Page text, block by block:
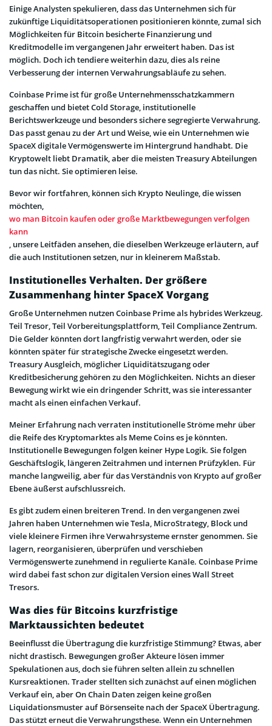
Einige Analysten spekulieren, dass das Unternehmen sich für
zukünftige Liquiditätsoperationen positionieren könnte, zumal sich
Möglichkeiten für Bitcoin besicherte Finanzierung und
Kreditmodelle im vergangenen Jahr erweitert haben. Das ist
möglich. Doch ich tendiere weiterhin dazu, dies als reine
Verbesserung der internen Verwahrungsabläufe zu sehen.
Coinbase Prime ist für große Unternehmensschatzkammern
geschaffen und bietet Cold Storage, institutionelle
Berichtswerkzeuge und besonders sichere segregierte Verwahrung.
Das passt genau zu der Art und Weise, wie ein Unternehmen wie
SpaceX digitale Vermögenswerte im Hintergrund handhabt. Die
Kryptowelt liebt Dramatik, aber die meisten Treasury Abteilungen
tun das nicht. Sie optimieren leise.
Bevor wir fortfahren, können sich Krypto Neulinge, die wissen
möchten,
wo man Bitcoin kaufen oder große Marktbewegungen verfolgen
kann
, unsere Leitfäden ansehen, die dieselben Werkzeuge erläutern, auf
die auch Institutionen setzen, nur in kleinerem Maßstab.
Institutionelles Verhalten. Der größere
Zusammenhang hinter SpaceX Vorgang
Große Unternehmen nutzen Coinbase Prime als hybrides Werkzeug.
Teil Tresor, Teil Vorbereitungsplattform, Teil Compliance Zentrum.
Die Gelder könnten dort langfristig verwahrt werden, oder sie
könnten später für strategische Zwecke eingesetzt werden.
Treasury Ausgleich, möglicher Liquiditätszugang oder
Kreditbesicherung gehören zu den Möglichkeiten. Nichts an dieser
Bewegung wirkt wie ein dringender Schritt, was sie interessanter
macht als einen einfachen Verkauf.
Meiner Erfahrung nach verraten institutionelle Ströme mehr über
die Reife des Kryptomarktes als Meme Coins es je könnten.
Institutionelle Bewegungen folgen keiner Hype Logik. Sie folgen
Geschäftslogik, längeren Zeitrahmen und internen Prüfzyklen. Für
manche langweilig, aber für das Verständnis von Krypto auf großer
Ebene äußerst aufschlussreich.
Es gibt zudem einen breiteren Trend. In den vergangenen zwei
Jahren haben Unternehmen wie Tesla, MicroStrategy, Block und
viele kleinere Firmen ihre Verwahrsysteme ernster genommen. Sie
lagern, reorganisieren, überprüfen und verschieben
Vermögenswerte zunehmend in regulierte Kanäle. Coinbase Prime
wird dabei fast schon zur digitalen Version eines Wall Street
Tresors.
Was dies für Bitcoins kurzfristige
Marktaussichten bedeutet
Beeinflusst die Übertragung die kurzfristige Stimmung? Etwas, aber
nicht drastisch. Bewegungen großer Akteure lösen immer
Spekulationen aus, doch sie führen selten allein zu schnellen
Kursreaktionen. Trader stellten sich zunächst auf einen möglichen
Verkauf ein, aber On Chain Daten zeigen keine großen
Liquidationsmuster auf Börsenseite nach der SpaceX Übertragung.
Das stützt erneut die Verwahrungsthese. Wenn ein Unternehmen